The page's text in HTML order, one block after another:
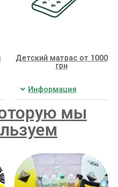
Детский матрас от 1000
грн
Информация
мы